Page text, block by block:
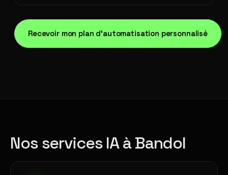
Recevoir mon plan d'automatisation personnalisé
Nos services IA à Bandol